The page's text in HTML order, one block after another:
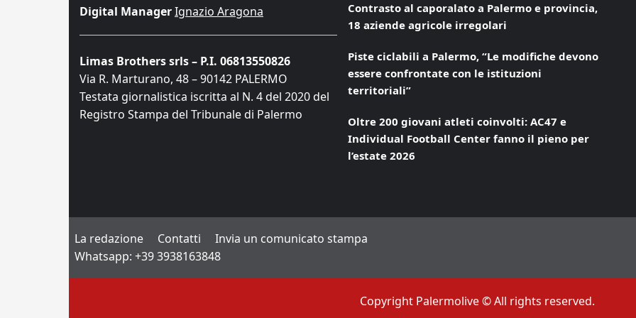
Digital ManagerIgnazio Aragona
Limas Brothers srls – P.I. 06813550826
Via R. Marturano, 48 – 90142 PALERMO
Testata giornalistica iscritta al N. 4 del 2020 del
Registro Stampa del Tribunale di Palermo
Contrasto al caporalato a Palermo e provincia,
18 aziende agricole irregolari
Piste ciclabili a Palermo, “Le modifiche devono
essere confrontate con le istituzioni
territoriali”
Oltre 200 giovani atleti coinvolti: AC47 e
Individual Football Center fanno il pieno per
l’estate 2026
La redazione Contatti
Invia un comunicato stampa
Whatsapp: +39 3938163848
Copyright Palermolive © All rights reserved.